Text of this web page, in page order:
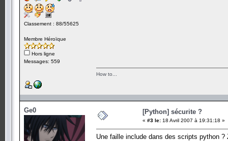
Classement : 88/55625
Membre Héroïque
Hors ligne
Messages: 559
How to...
Ge0 [Python] sécurite ?
« #3 le: 18 Avril 2007 à 19:31:18 »
Une faille include dans des scripts python